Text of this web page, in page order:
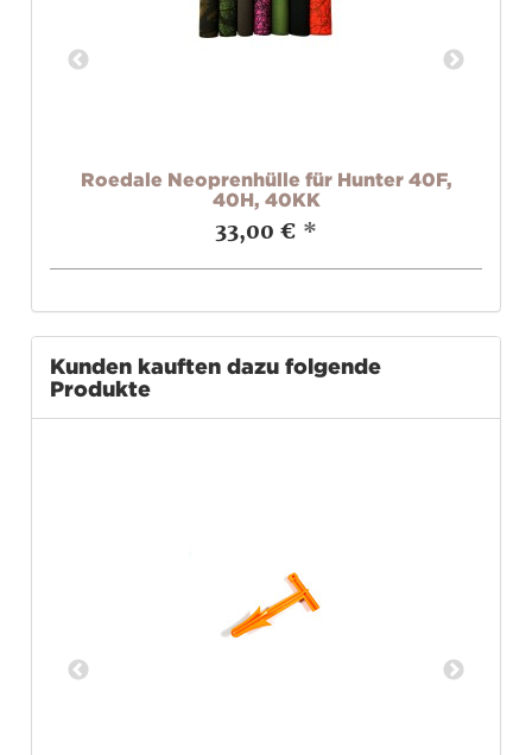
Roedale Neoprenhülle für Hunter 40F,
40H, 40KK
33,00 € *
Kunden kauften dazu folgende
Produkte